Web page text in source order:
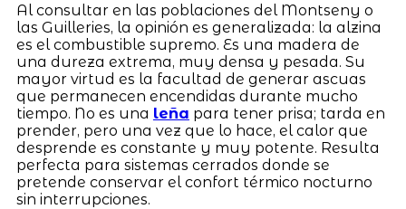
Al consultar en las poblaciones del Montseny o
las Guilleries, la opinión es generalizada: la alzina
es el combustible supremo. Es una madera de
una dureza extrema, muy densa y pesada. Su
mayor virtud es la facultad de generar ascuas
que permanecen encendidas durante mucho
tiempo. No es una leña para tener prisa; tarda en
prender, pero una vez que lo hace, el calor que
desprende es constante y muy potente. Resulta
perfecta para sistemas cerrados donde se
pretende conservar el confort térmico nocturno
sin interrupciones.